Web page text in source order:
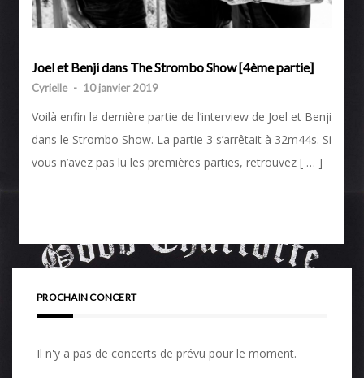
Joel et Benji dans The Strombo Show [4ème partie]
Cyrielle - 10 janvier 2019
Voilà enfin la dernière partie de l’interview de Joel et Benji
dans le Strombo Show. La partie 3 s’arrêtait à 32m44s. Si
vous n’avez pas lu les premières parties, retrouvez [ … ]
PROCHAIN CONCERT
Il n'y a pas de concerts de prévu pour le moment.